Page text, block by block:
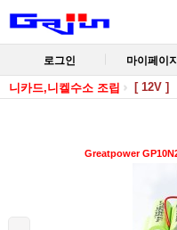
로그인 마이페이
니카드,니켈수소 조립 [ 12V ]
Greatpower